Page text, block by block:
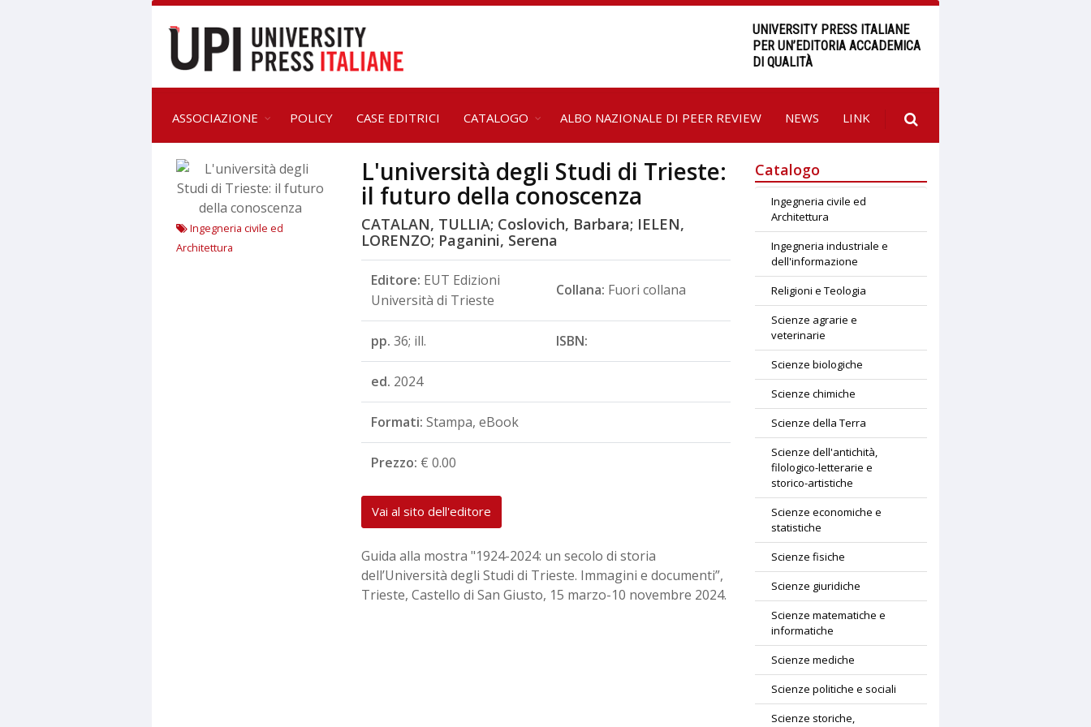
UNIVERSITY PRESS ITALIANE
PER UN’EDITORIA ACCADEMICA
DI QUALITÀ
ASSOCIAZIONE POLICY CASE EDITRICI CATALOGO ALBO NAZIONALE DI PEER REVIEW NEWS LINK
Ingegneria civile ed
Architettura
L'università degli Studi di Trieste:
il futuro della conoscenza
CATALAN, TULLIA; Coslovich, Barbara; IELEN,
LORENZO; Paganini, Serena
Editore: EUT Edizioni
Università di Trieste
Collana: Fuori collana
pp. 36; ill. ISBN:
ed. 2024
Formati: Stampa, eBook
Prezzo: € 0.00
Vai al sito dell'editore
Guida alla mostra "1924-2024: un secolo di storia
dell’Università degli Studi di Trieste. Immagini e documenti”,
Trieste, Castello di San Giusto, 15 marzo-10 novembre 2024.
Catalogo
Ingegneria civile ed
Architettura
Ingegneria industriale e
dell'informazione
Religioni e Teologia
Scienze agrarie e
veterinarie
Scienze biologiche
Scienze chimiche
Scienze della Terra
Scienze dell'antichità,
filologico-letterarie e
storico-artistiche
Scienze economiche e
statistiche
Scienze fisiche
Scienze giuridiche
Scienze matematiche e
informatiche
Scienze mediche
Scienze politiche e sociali
Scienze storiche,